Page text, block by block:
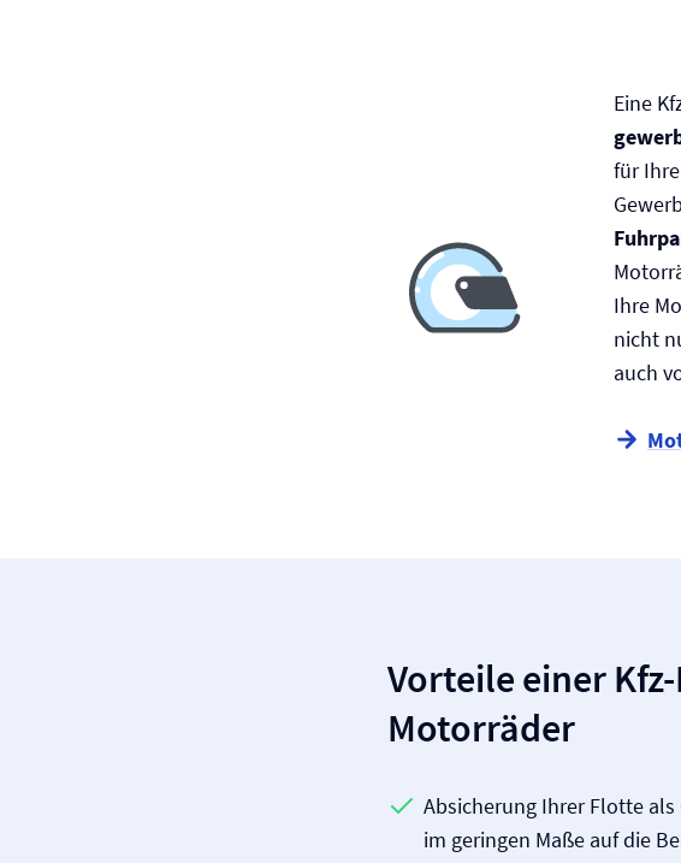
Eine
für
Ihre
nicht
auch
Vorteile einer
Motorräder
Absicherung Ihrer Flotte
im geringen Maße auf die